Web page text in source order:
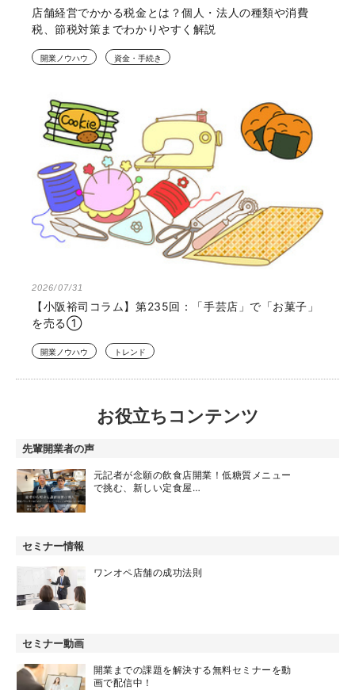
店舗経営でかかる税金とは？個人・法人の種類や消費
税、節税対策までわかりやすく解説
開業ノウハウ 資金・手続き
2026/07/31
【小阪裕司コラム】第235回：「手芸店」で「お菓子」
を売る①
開業ノウハウ トレンド
お役立ちコンテンツ
先輩開業者の声
元記者が念願の飲食店開業！低糖質メニュー
で挑む、新しい定食屋…
セミナー情報
ワンオペ店舗の成功法則
セミナー動画
開業までの課題を解決する無料セミナーを動
画で配信中！